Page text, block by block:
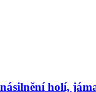
holí,